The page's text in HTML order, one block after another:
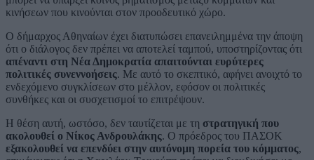
κινήσεων που κινούνται στον προοδευτικό χώρο.
Ο δήμαρχος Αθηναίων έχει διατυπώσει επανειλημμένα την άποψη
ότι ο διάλογος δεν πρέπει να αποτελεί ταμπού, υποστηρίζοντας ότι
απέναντι στη Νέα Δημοκρατία απαιτούνται ευρύτερες
πολιτικές συνεννοήσεις. Με αυτό το σκεπτικό, αφήνει ανοιχτό το
ενδεχόμενο συγκλίσεων στο μέλλον, εφόσον οι πολιτικές
συνθήκες και οι συσχετισμοί το επιτρέψουν.
Η θέση αυτή, ωστόσο, δεν ταυτίζεται με τη στρατηγική που
ακολουθεί ο Νίκος Ανδρουλάκης. Ο πρόεδρος του ΠΑΣΟΚ
εξακολουθεί να επενδύει στην αυτόνομη πορεία του κόμματος,